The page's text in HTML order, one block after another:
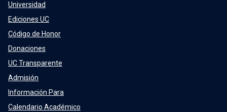
Universidad
Ediciones UC
Código de Honor
Donaciones
UC Transparente
Admisión
Información Para
Calendario Académico